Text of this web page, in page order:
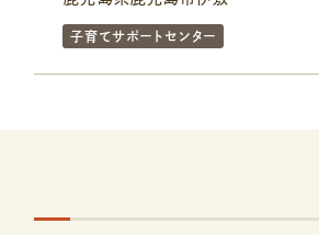
子育てサポートセンター